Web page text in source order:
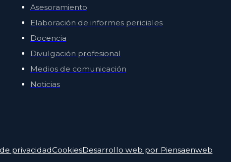
Asesoramiento
Elaboración de informes periciales
Docencia
Divulgación profesional
Medios de comunicación
Noticias
privacidadCookiesDesarrollo web por Piensaenweb